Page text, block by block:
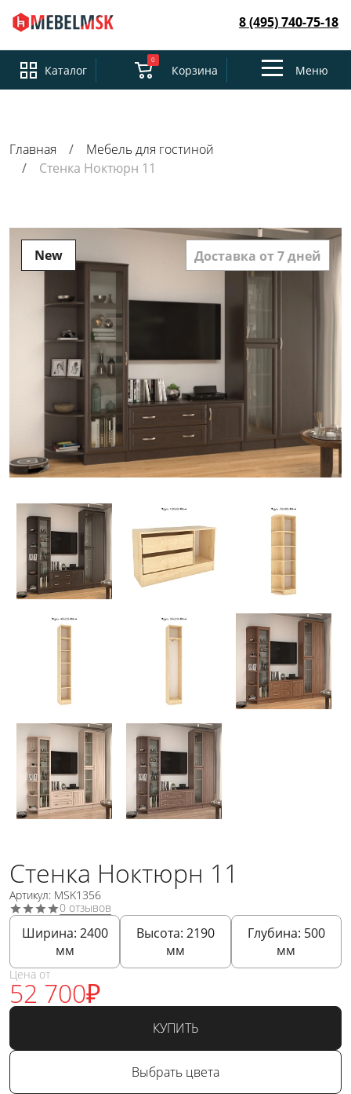
8 (495) 740-75-18
Каталог
0
Корзина
ToggleМеню
Главная
Мебель для гостиной
Стенка Ноктюрн 11
New Доставка от 7 дней
Стенка Ноктюрн 11
Артикул: MSK1356
0 отзывов
Ширина: 2400
мм
Высота: 2190
мм
Глубина: 500
мм
Цена от
52 700₽
КУПИТЬ
Выбрать цвета